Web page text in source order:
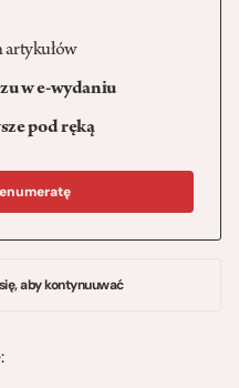
artykułów
w e-wydaniu
pod ręką
aby kontynuuwać